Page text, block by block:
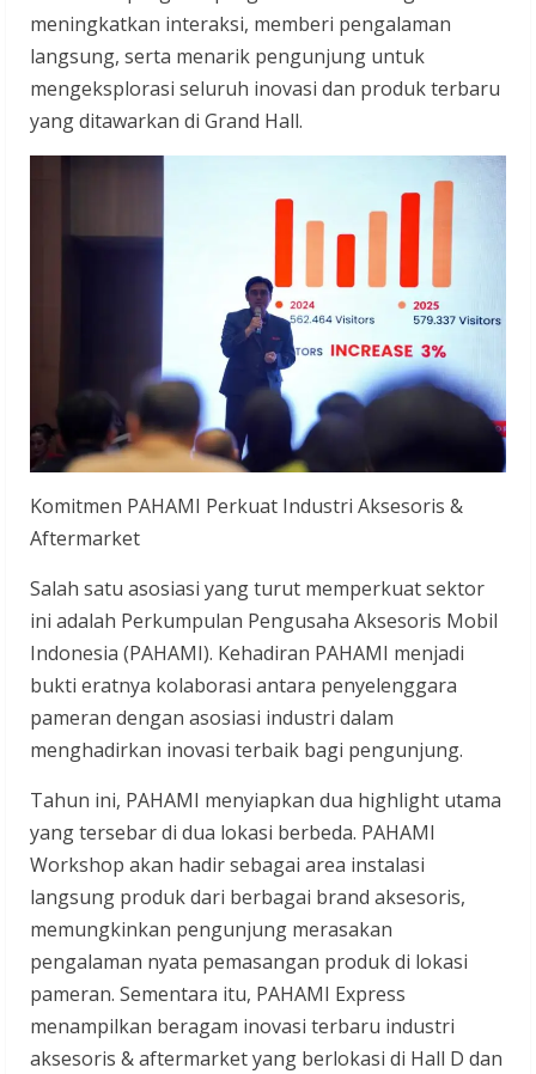
meningkatkan interaksi, memberi pengalaman
langsung, serta menarik pengunjung untuk
mengeksplorasi seluruh inovasi dan produk terbaru
yang ditawarkan di Grand Hall.
Komitmen PAHAMI Perkuat Industri Aksesoris &
Aftermarket
Salah satu asosiasi yang turut memperkuat sektor
ini adalah Perkumpulan Pengusaha Aksesoris Mobil
Indonesia (PAHAMI). Kehadiran PAHAMI menjadi
bukti eratnya kolaborasi antara penyelenggara
pameran dengan asosiasi industri dalam
menghadirkan inovasi terbaik bagi pengunjung.
Tahun ini, PAHAMI menyiapkan dua highlight utama
yang tersebar di dua lokasi berbeda. PAHAMI
Workshop akan hadir sebagai area instalasi
langsung produk dari berbagai brand aksesoris,
memungkinkan pengunjung merasakan
pengalaman nyata pemasangan produk di lokasi
pameran. Sementara itu, PAHAMI Express
menampilkan beragam inovasi terbaru industri
aksesoris & aftermarket yang berlokasi di Hall D dan